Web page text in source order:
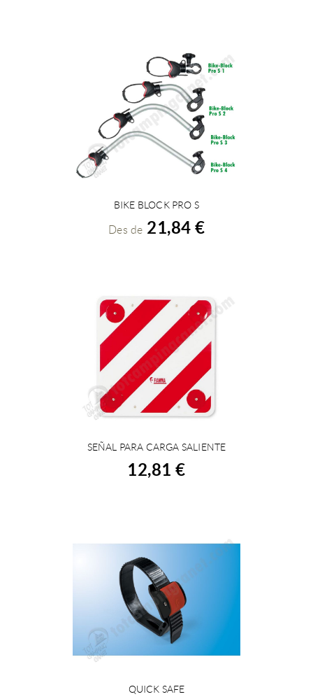
VEURE DETALLS
BIKE BLOCK PRO S
Des de 21,84 €
COMPRAR
SEÑAL PARA CARGA SALIENTE
12,81 €
COMPRAR
QUICK SAFE